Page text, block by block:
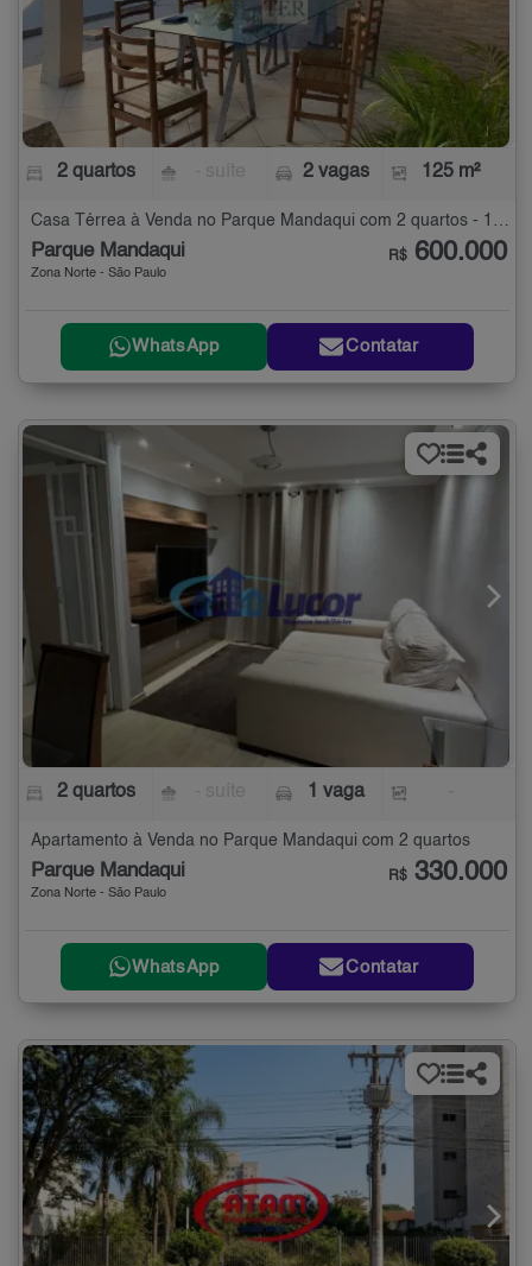
2 quartos 2 vagas 125 m²
Parque Mandaqui
Zona Norte - São Paulo
R$ 600.000
WhatsApp Contatar
2 quartos 1 vaga
Apartamento à Venda no Parque Mandaqui com 2 quartos
Parque Mandaqui
Zona Norte - São Paulo
R$ 330.000
WhatsApp Contatar